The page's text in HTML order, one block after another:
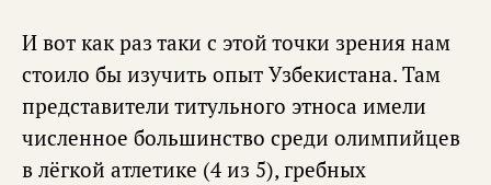
И вот как раз таки с этой точки зрения нам
стоило бы изучить опыт Узбекистана. Там
представители титульного этноса имели
численное большинство среди олимпийцев
в лёгкой атлетике (4 из 5), гребных